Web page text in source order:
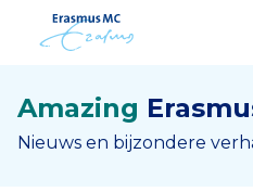
Amazing
Nieuws en bijzondere